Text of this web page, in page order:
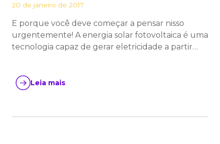
20 de janeiro de 2017
E porque você deve começar a pensar nisso
urgentemente! A energia solar fotovoltaica é uma
tecnologia capaz de gerar eletricidade a partir…
Leia mais